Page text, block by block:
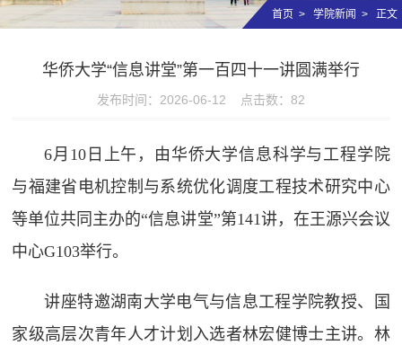
首页 > 学院新闻 > 正文
华侨大学“信息讲堂”第一百四十一讲圆满举行
发布时间：2026-06-12 点击数： 82
6月10日上午，由华侨大学信息科学与工程学院
与福建省电机控制与系统优化调度工程技术研究中心
等单位共同主办的“信息讲堂”第141讲，在王源兴会议
中心G103举行。
讲座特邀湖南大学电气与信息工程学院教授、国
家级高层次青年人才计划入选者林宏健博士主讲。林